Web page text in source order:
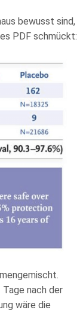
bewusst sind,
PDF schmückt:
nach der
wäre die